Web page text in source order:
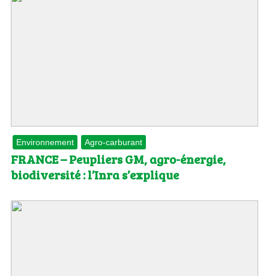
Environnement Agro-carburant
FRANCE – Peupliers GM, agro-énergie,
biodiversité : l’Inra s’explique